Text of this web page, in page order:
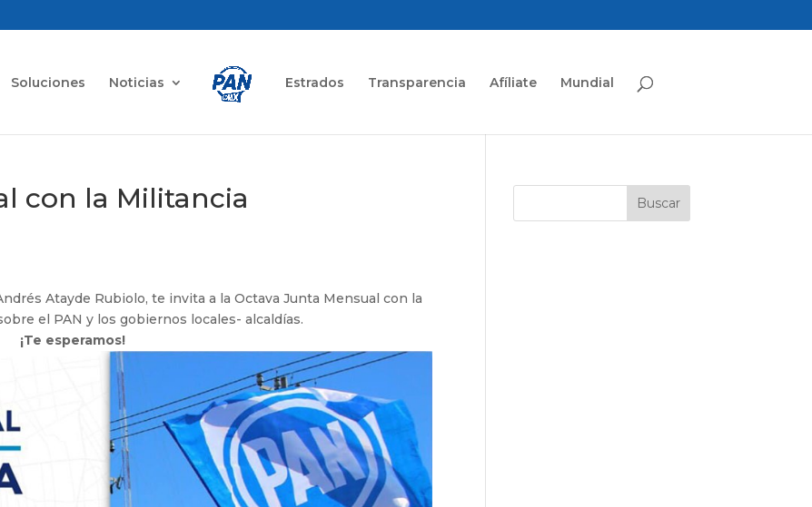
Soluciones Noticias Estrados Transparencia Afíliate Mundial
con la Militancia
Atayde Rubiolo, te invita a la Octava Junta Mensual con la
el PAN y los gobiernos locales- alcaldías.
¡Te esperamos!